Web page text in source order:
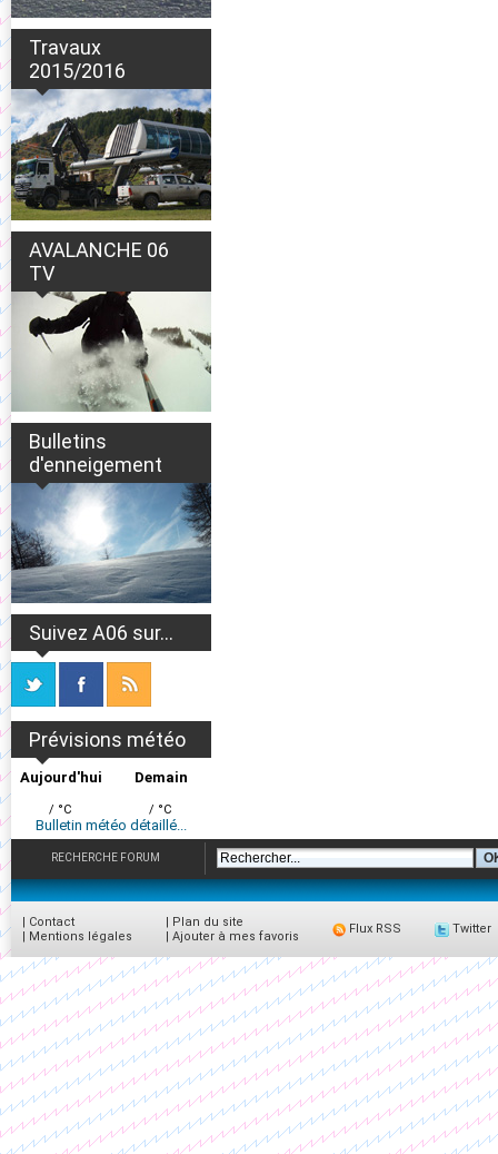
Travaux
2015/2016
AVALANCHE 06
TV
Bulletins
d'enneigement
Suivez A06 sur...
Prévisions météo
Aujourd'hui
/ °C
Demain
/ °C
Bulletin météo détaillé...
RECHERCHE FORUM
| Contact
| Mentions légales
| Plan du site
| Ajouter à mes favoris
Flux RSS Twitter